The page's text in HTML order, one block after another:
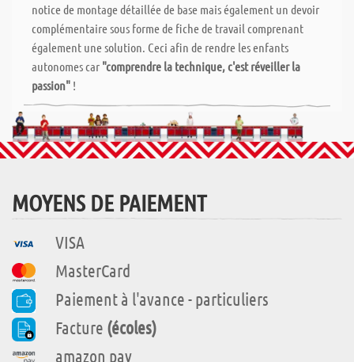
notice de montage détaillée de base mais également un devoir
complémentaire sous forme de fiche de travail comprenant
également une solution. Ceci afin de rendre les enfants
autonomes car "comprendre la technique, c'est réveiller la
passion" !
MOYENS DE PAIEMENT
VISA
MasterCard
Paiement à l'avance - particuliers
Facture (écoles)
amazon pay